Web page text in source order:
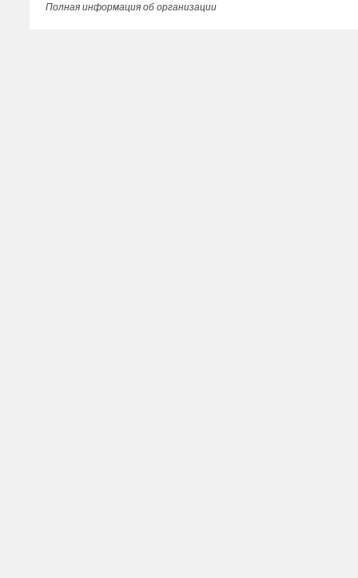
Полная информация об организации